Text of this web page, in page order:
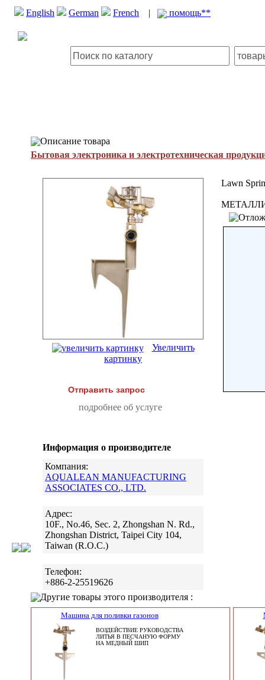
English German French | помощь**
Описание товара
Бытовая электроника и электротехническая
Увеличить
картинку
Отправить запрос
подробнее об услуге
Информация о производителе
Компания:
AQUALEAN MANUFACTURING
ASSOCIATES CO., LTD.
Адрес:
10F., No.46, Sec. 2, Zhongshan N. Rd.,
Zhongshan District, Taipei City 104,
Taiwan (R.O.C.)
Телефон:
+886-2-25519626
Lawn
Другие товары этого производителя :
Машина для поливки газонов
ВОЗДЕЙСТВИЕ РУКОВОДСТВА
ЛИТЬЯ В ПЕСЧАНУЮ ФОРМУ
НА МЕДНЫЙ ШИП